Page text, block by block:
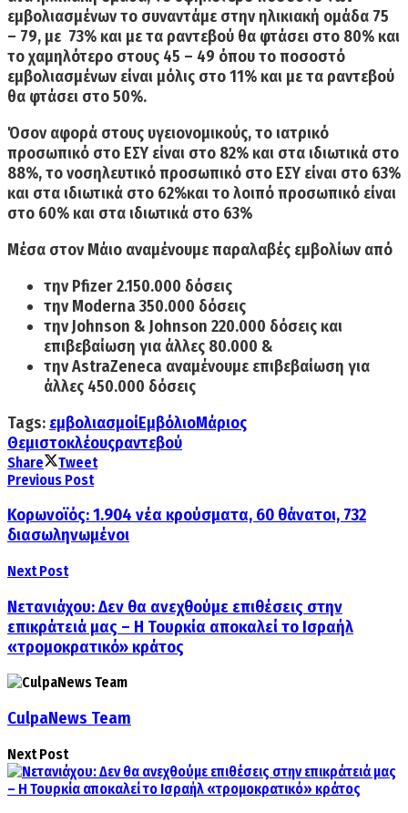
εμβολιασμένων το συναντάμε στηνηλικιακή ομάδα 75
– 79, με 73%και με τα ραντεβού θα φτάσει στο 80%και
το χαμηλότερο στους 45 – 49 όπου το ποσοστό
εμβολιασμένων είναι μόλις στο 11%και με τα ραντεβού
θα φτάσει στο 50%.
Όσον αφορά στους υγειονομικούς,το ιατρικό
προσωπικό στο ΕΣΥ είναι στο 82%και στα ιδιωτικά στο
88%,τονοσηλευτικό προσωπικό στο ΕΣΥ είναι στο 63%
και στα ιδιωτικά στο 62%και το λοιπό προσωπικό είναι
στο 60% και στα ιδιωτικά στο 63%
Μέσα στον Μάιο αναμένουμε παραλαβές εμβολίων από
την Pfizer2.150.000 δόσεις
την Moderna 350.000 δόσεις
τηνJohnson & Johnson 220.000 δόσεις και
επιβεβαίωση για άλλες 80.000 &
τηνAstraZeneca αναμένουμε επιβεβαίωση για
άλλες 450.000 δόσεις
Tags: εμβολιασμοίΕμβόλιοΜάριος
Θεμιστοκλέουςραντεβού
Share
Tweet
Previous Post
Κορωνοϊός: 1.904 νέα κρούσματα, 60 θάνατοι, 732
διασωληνωμένοι
Next Post
Νετανιάχου: Δεν θα ανεχθούμε επιθέσεις στην
επικράτειά μας – Η Τουρκία αποκαλεί το Ισραήλ
«τρομοκρατικό» κράτος
CulpaNews Team
Next Post